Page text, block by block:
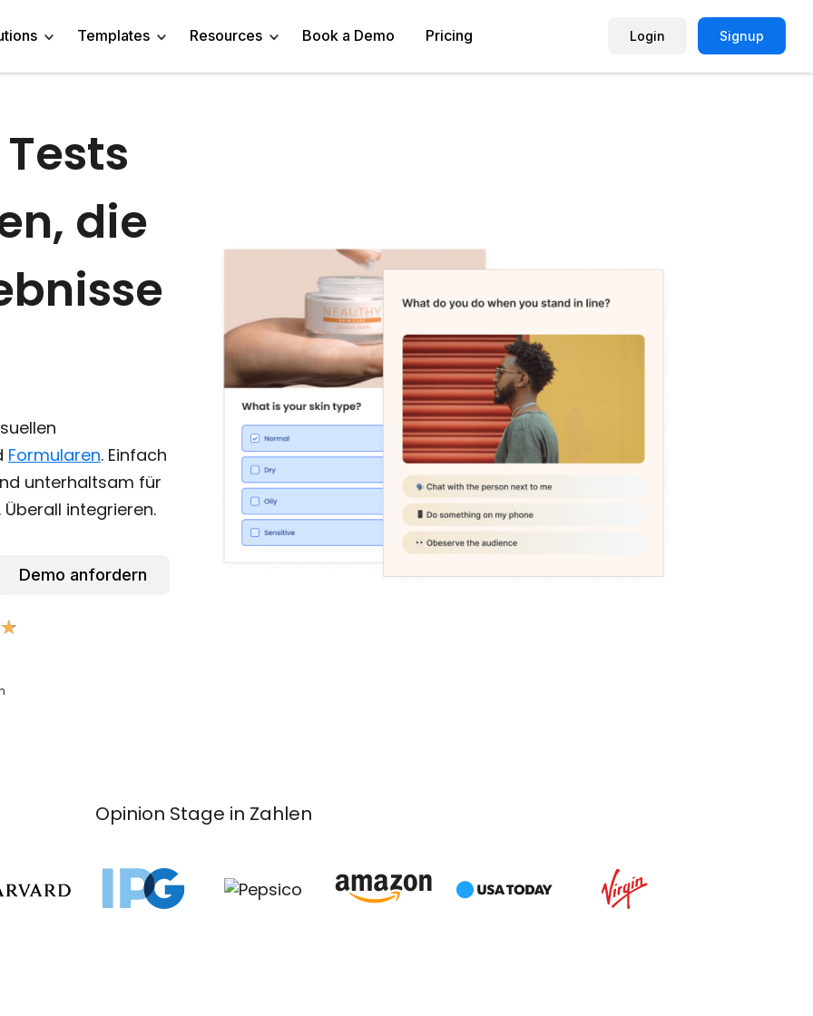
Engage Audience
Get Feedback
Do Research
Drive Sales Customer Success
Teacher/Instructor
Marketing Agency
eCommerce
Education
Templates
Templates Product Recommendation Quiz
Poll Template
Remote Working Quiz
Resources
Blog
Help Center
GDPR Compliance
Affiliate Program Buzzfeed Style Quiz Maker
Vocabulary Quiz Maker
Book a Demo Pricing Login Signup
die
Formularen. Einfach
unterhaltsam für
integrieren.
Demo anfordern
★
★
Opinion Stage in Zahlen